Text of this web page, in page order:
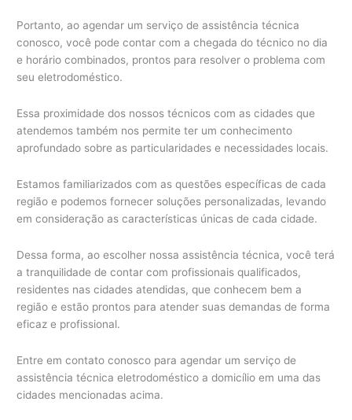
Portanto, ao agendar um serviço de assistência técnica
conosco, você pode contar com a chegada do técnico no dia
e horário combinados, prontos para resolver o problema com
seu eletrodoméstico.
Essa proximidade dos nossos técnicos com as cidades que
atendemos também nos permite ter um conhecimento
aprofundado sobre as particularidades e necessidades locais.
Estamos familiarizados com as questões específicas de cada
região e podemos fornecer soluções personalizadas, levando
em consideração as características únicas de cada cidade.
Dessa forma, ao escolher nossa assistência técnica, você terá
a tranquilidade de contar com profissionais qualificados,
residentes nas cidades atendidas, que conhecem bem a
região e estão prontos para atender suas demandas de forma
eficaz e profissional.
Entre em contato conosco para agendar um serviço de
assistência técnica eletrodoméstico a domicílio em uma das
cidades mencionadas acima.